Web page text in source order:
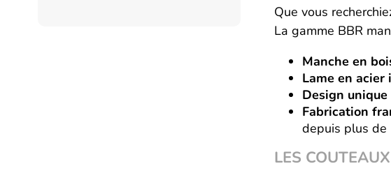
Que vous
La gamme BBR
Manche en
Lame en
Design unique
Fabrication
depuis plus de
LES